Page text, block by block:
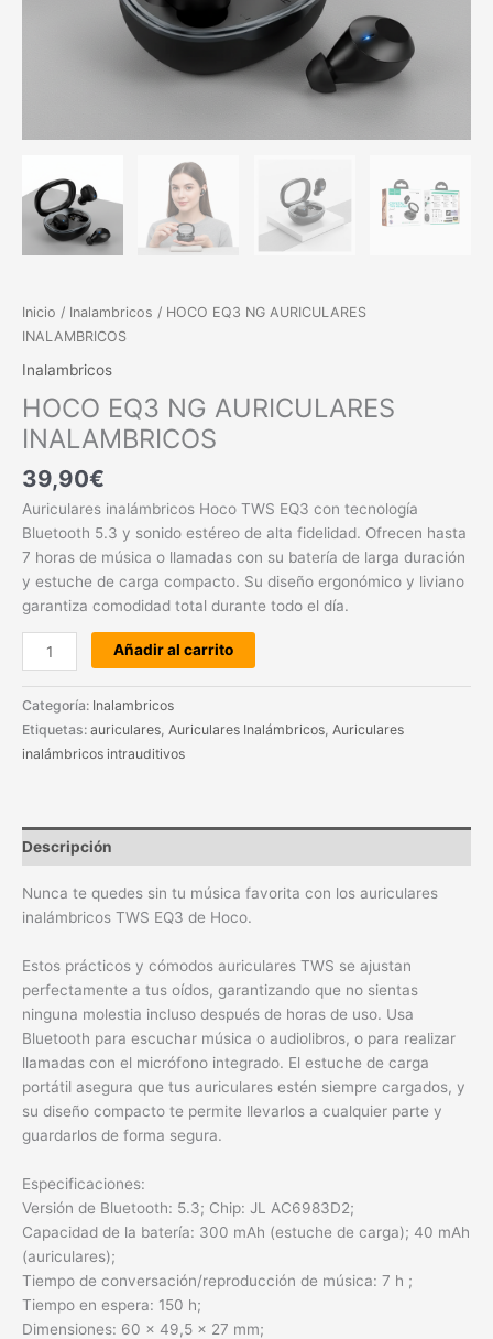
Inicio / Inalambricos / HOCO EQ3 NG AURICULARES
INALAMBRICOS
Inalambricos
HOCO EQ3 NG AURICULARES
INALAMBRICOS
39,90€
Auriculares inalámbricos Hoco TWS EQ3 con tecnología
Bluetooth 5.3 y sonido estéreo de alta fidelidad. Ofrecen hasta
7 horas de música o llamadas con su batería de larga duración
y estuche de carga compacto. Su diseño ergonómico y liviano
garantiza comodidad total durante todo el día.
Añadir al carrito
Categoría: Inalambricos
Etiquetas: auriculares, Auriculares Inalámbricos, Auriculares
inalámbricos intrauditivos
Descripción
Nunca te quedes sin tu música favorita con los auriculares
inalámbricos TWS EQ3 de Hoco.
Estos prácticos y cómodos auriculares TWS se ajustan
perfectamente a tus oídos, garantizando que no sientas
ninguna molestia incluso después de horas de uso. Usa
Bluetooth para escuchar música o audiolibros, o para realizar
llamadas con el micrófono integrado. El estuche de carga
portátil asegura que tus auriculares estén siempre cargados, y
su diseño compacto te permite llevarlos a cualquier parte y
guardarlos de forma segura.
Especificaciones:
Versión de Bluetooth: 5.3; Chip: JL AC6983D2;
Capacidad de la batería: 300 mAh (estuche de carga); 40 mAh
(auriculares);
Tiempo de conversación/reproducción de música: 7 h ;
Tiempo en espera: 150 h;
Dimensiones: 60 × 49,5 × 27 mm;